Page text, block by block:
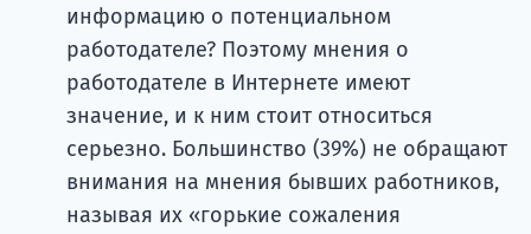
информацию о потенциальном
работодателе? Поэтому мнения о
работодателе в Интернете имеют
значение, и к ним стоит относиться
серьезно. Большинство (39%) не обращают
внимания на мнения бывших работников,
называя их «горькие сожаления